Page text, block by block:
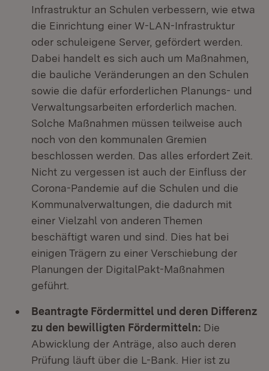
Infrastruktur an Schulen verbessern, wie etwa
die Einrichtung einer W-LAN-Infrastruktur
oder schuleigene Server, gefördert werden.
Dabei handelt es sich auch um Maßnahmen,
die bauliche Veränderungen an den Schulen
sowie die dafür erforderlichen Planungs- und
Verwaltungsarbeiten erforderlich machen.
Solche Maßnahmen müssen teilweise auch
noch von den kommunalen Gremien
beschlossen werden. Das alles erfordert Zeit.
Nicht zu vergessen ist auch der Einfluss der
Corona-Pandemie auf die Schulen und die
Kommunalverwaltungen, die dadurch mit
einer Vielzahl von anderen Themen
beschäftigt waren und sind. Dies hat bei
einigen Trägern zu einer Verschiebung der
Planungen der DigitalPakt-Maßnahmen
geführt.
Beantragte Fördermittel und deren Differenz
zu den bewilligten Fördermitteln: Die
Abwicklung der Anträge, also auch deren
Prüfung läuft über die L-Bank. Hier ist zu